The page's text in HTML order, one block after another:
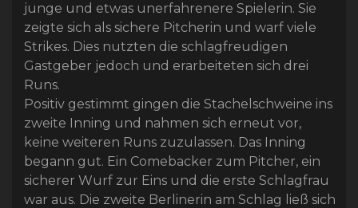
junge und etwas unerfahrenere Spielerin. Sie
zeigte sich als sichere Pitcherin und warf viele
Strikes. Dies nutzten die schlagfreudigen
Gastgeber jedoch und erarbeiteten sich drei
Runs.
Positiv gestimmt gingen die Stachelschweine ins
zweite Inning und nahmen sich erneut vor,
keine weiteren Runs zuzulassen. Das Inning
begann gut. Ein Comebacker zum Pitcher, ein
sicherer Wurf zur Eins und die erste Schlagfrau
war aus. Die zweite Berlinerin am Schlag ließ sich